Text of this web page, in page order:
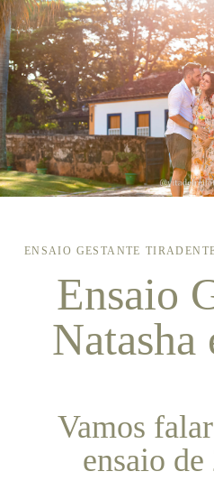
ENSAIO GESTANTE
Ensaio
Natasha
Vamos
ensaio de